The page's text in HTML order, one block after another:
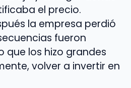
el precio.
la empresa perdió
fueron
que los hizo grandes
volver a invertir en